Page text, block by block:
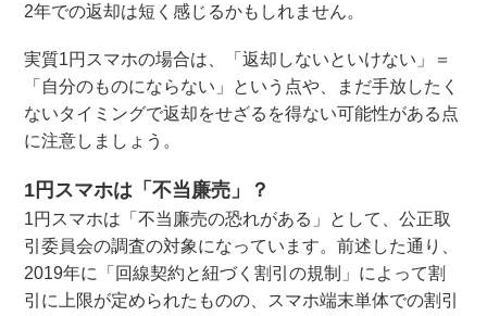
2年での返却は短く感じるかもしれません。
実質1円スマホの場合は、「返却しないといけない」＝
「自分のものにならない」という点や、まだ手放したく
ないタイミングで返却をせざるを得ない可能性がある点
に注意しましょう。
1円スマホは「不当廉売」？
1円スマホは「不当廉売の恐れがある」として、公正取
引委員会の調査の対象になっています。前述した通り、
2019年に「回線契約と紐づく割引の規制」によって割
引に上限が定められたものの、スマホ端末単体での割引